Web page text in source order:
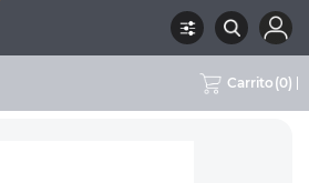
Carrito (0)
TITANIUM